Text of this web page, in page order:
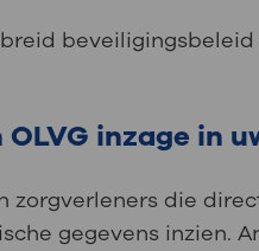
OLVG inzage in
zorgverleners die
gegevens inzien.